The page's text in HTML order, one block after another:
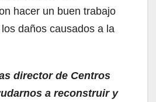
hacer un buen trabajo
daños causados a la
director de Centros
a reconstruir y